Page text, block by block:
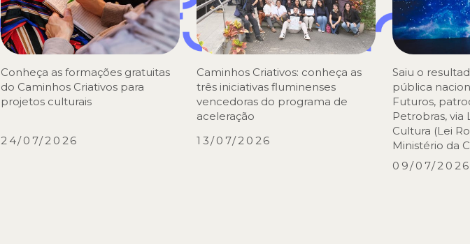
Conheça as formações gratuitas
do Caminhos Criativos para
projetos culturais
24/07/2026
Caminhos Criativos: conheça as
três iniciativas fluminenses
vencedoras do programa de
aceleração
13/07/2026
Saiu o
pública
Futuros,
Petrobras, via
Cultura (Lei
Ministério da
09/07/2026